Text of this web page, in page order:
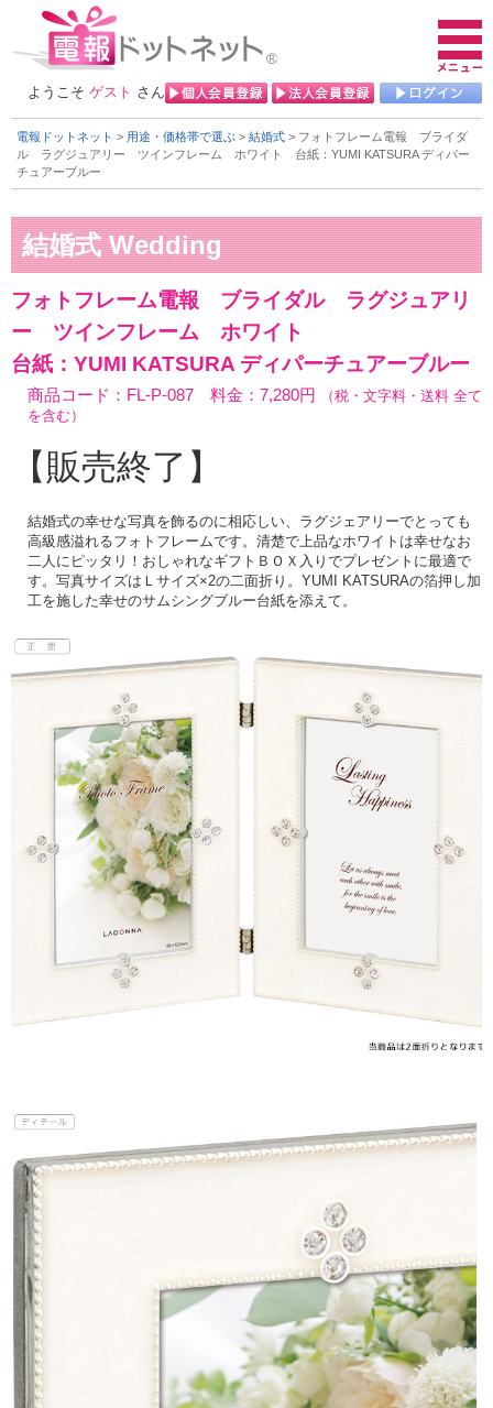
ようこそ ゲスト さん
電報ドットネット > 用途・価格帯で選ぶ > 結婚式 > フォトフレーム電報 ブライダ
ル ラグジュアリー ツインフレーム ホワイト 台紙：YUMI KATSURA ディパー
チュアーブルー
フォトフレーム電報 ブライダル ラグジュアリ
ー ツインフレーム ホワイト
台紙：YUMI KATSURA ディパーチュアーブルー
商品コード：FL-P-087 料金：7,280円
（税・文字料・送料 全て
を含む）
【販売終了】
結婚式の幸せな写真を飾るのに相応しい、ラグジェアリーでとっても
高級感溢れるフォトフレームです。清楚で上品なホワイトは幸せなお
二人にピッタリ！おしゃれなギフトＢＯＸ入りでプレゼントに最適で
す。写真サイズはＬサイズ×2の二面折り。YUMI KATSURAの箔押し加
工を施した幸せのサムシングブルー台紙を添えて。